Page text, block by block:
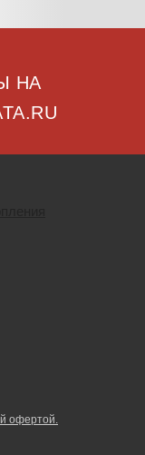
НА
офертой.